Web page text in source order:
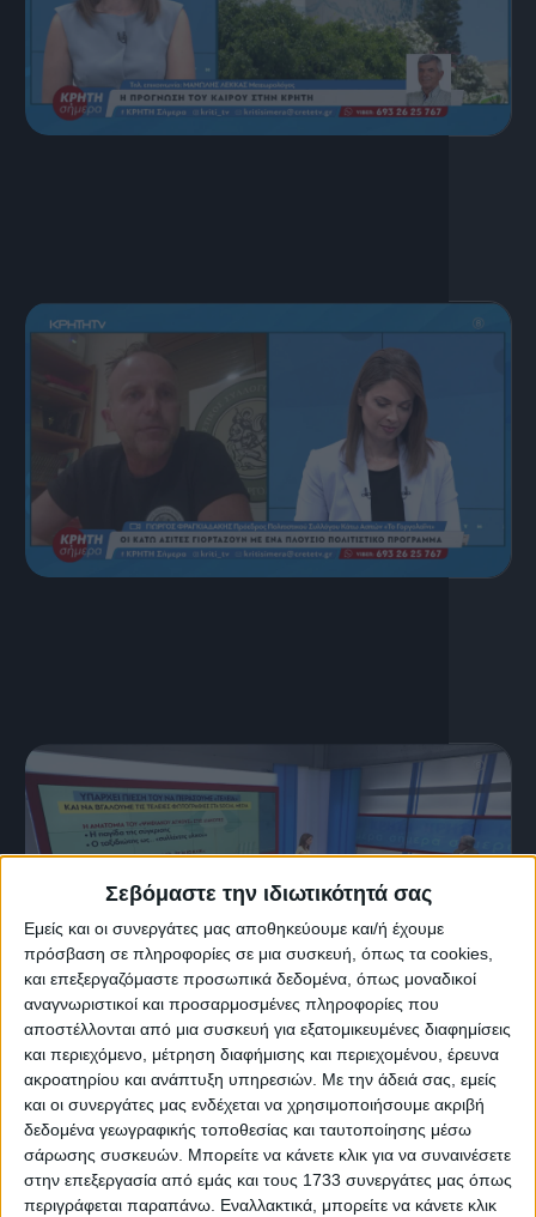
Σεβόμαστε την ιδιωτικότητά σας
Εμείς και οι συνεργάτες μας αποθηκεύουμε και/ή έχουμε
πρόσβαση σε πληροφορίες σε μια συσκευή, όπως τα cookies,
και επεξεργαζόμαστε προσωπικά δεδομένα, όπως μοναδικοί
αναγνωριστικοί και προσαρμοσμένες πληροφορίες που
αποστέλλονται από μια συσκευή για εξατομικευμένες διαφημίσεις
και περιεχόμενο, μέτρηση διαφήμισης και περιεχομένου, έρευνα
ακροατηρίου και ανάπτυξη υπηρεσιών. Με την άδειά σας, εμείς
και οι συνεργάτες μας ενδέχεται να χρησιμοποιήσουμε ακριβή
δεδομένα γεωγραφικής τοποθεσίας και ταυτοποίησης μέσω
σάρωσης συσκευών. Μπορείτε να κάνετε κλικ για να συναινέσετε
στην επεξεργασία από εμάς και τους 1733 συνεργάτες μας όπως
περιγράφεται παραπάνω. Εναλλακτικά, μπορείτε να κάνετε κλικ
15 Ιουλίου, 2026
ΚΡΗΤΗ ΣΗΜΕΡΑ 15.07.2026